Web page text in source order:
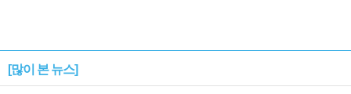
[많이 본 뉴스]